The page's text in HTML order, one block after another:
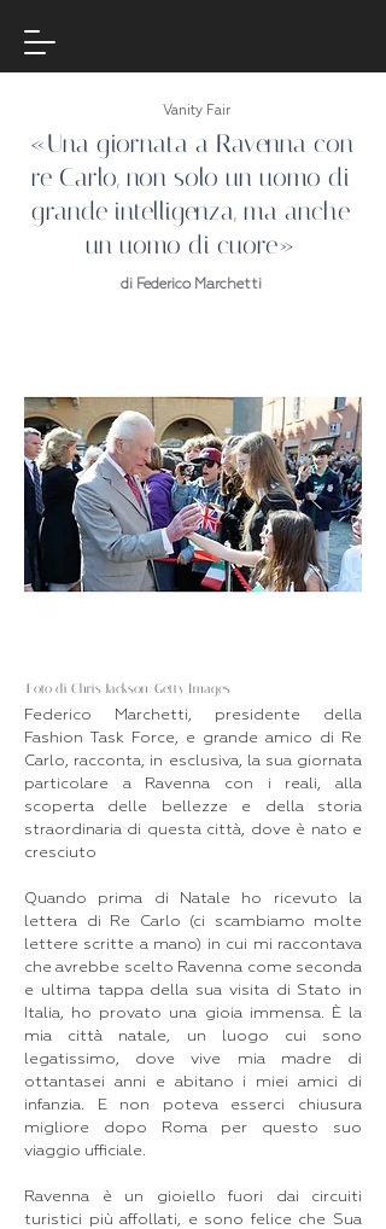
Vanity Fair
«Una giornata a Ravenna con
re Carlo, non solo un uomo di
grande intelligenza, ma anche
un uomo di cuore»
di Federico Marchetti
Foto di Chris Jackson/Getty Images
Federico Marchetti, presidente della
Fashion Task Force, e grande amico di Re
Carlo, racconta, in esclusiva, la sua giornata
particolare a Ravenna con i reali, alla
scoperta delle bellezze e della storia
straordinaria di questa città, dove è nato e
cresciuto
Quando prima di Natale ho ricevuto la
lettera di Re Carlo (ci scambiamo molte
lettere scritte a mano) in cui mi raccontava
che avrebbe scelto Ravenna come seconda
e ultima tappa della sua visita di Stato in
Italia, ho provato una gioia immensa. È la
mia città natale, un luogo cui sono
legatissimo, dove vive mia madre di
ottantasei anni e abitano i miei amici di
infanzia. E non poteva esserci chiusura
migliore dopo Roma per questo suo
viaggio ufficiale.
Ravenna è un gioiello fuori dai circuiti
turistici più affollati, e sono felice che Sua